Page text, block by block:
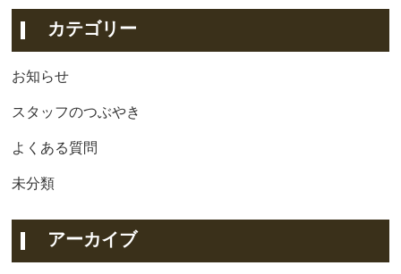
カテゴリー
お知らせ
スタッフのつぶやき
よくある質問
未分類
アーカイブ